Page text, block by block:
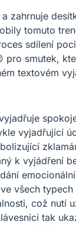
zahrnuje
tomuto
sdílení
pro smutek,
textovém
vyjadřující
k vyjádření
všech
což nutí
tak